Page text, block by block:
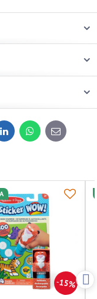
LinkedInWhatsApp
E-
mail
15%